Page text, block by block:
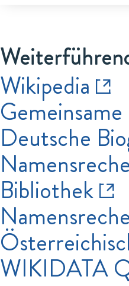
Wikipedia
Deutsche
Bibliothek
WIKIDATA